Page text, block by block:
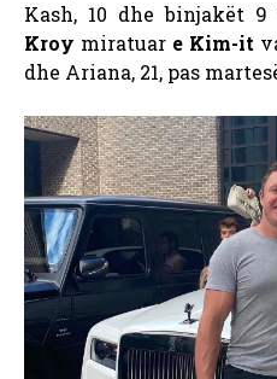
Kash, 10 dhe binjakët
Kroy miratuar e Kim-it
dhe Ariana, 21, pas